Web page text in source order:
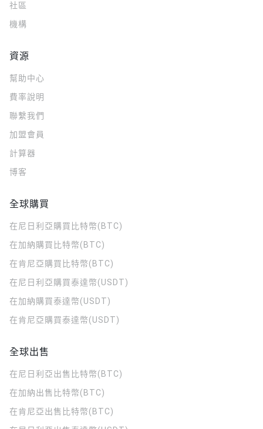
社區
機構
資源
幫助中心
費率說明
聯繫我們
加盟會員
計算器
博客
全球購買
在尼日利亞購買比特幣(BTC)
在加納購買比特幣(BTC)
在肯尼亞購買比特幣(BTC)
在尼日利亞購買泰達幣(USDT)
在加納購買泰達幣(USDT)
在肯尼亞購買泰達幣(USDT)
全球出售
在尼日利亞出售比特幣(BTC)
在加納出售比特幣(BTC)
在肯尼亞出售比特幣(BTC)